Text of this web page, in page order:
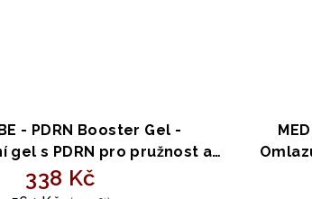
- PDRN Booster Gel -
gel s PDRN pro pružnost a
hydrataci 300ml
338 Kč